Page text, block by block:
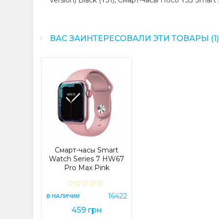
ВАС ЗАИНТЕРЕСОВАЛИ ЭТИ ТОВАРЫ (1)
Смарт-часы Smart
Watch Series 7 HW67
Pro Max Pink
В НАЛИЧИИ 16422
459 грн